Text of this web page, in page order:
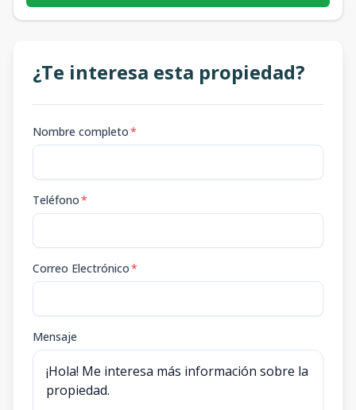
¿Te interesa esta propiedad?
Nombre completo*
Teléfono*
Correo Electrónico*
Mensaje